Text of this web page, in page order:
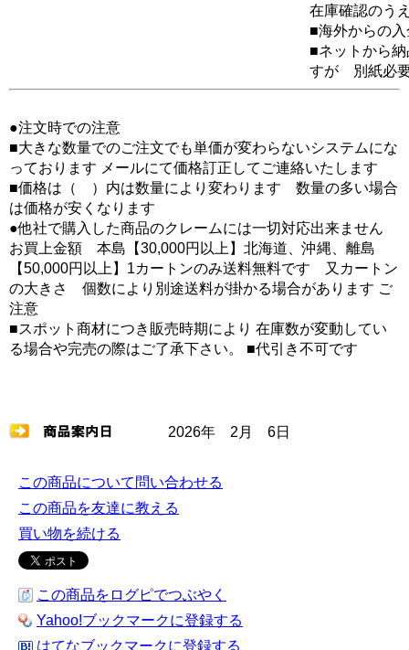
在庫確認のう
■海外からの
■ネットから
すが 別紙必
●注文時での注意
■大きな数量でのご注文でも単価が変わらないシステムにな
っております メールにて価格訂正してご連絡いたします
■価格は（ ）内は数量により変わります 数量の多い場合
は価格が安くなります
●他社で購入した商品のクレームには一切対応出来ません
お買上金額 本島【30,000円以上】北海道、沖縄、離島
【50,000円以上】1カートンのみ送料無料です 又カートン
の大きさ 個数により別途送料が掛かる場合があります ご
注意
■スポット商材につき販売時期により 在庫数が変動してい
る場合や完売の際はご了承下さい。 ■代引き不可です
2026年 2月 6日
この商品について問い合わせる
この商品を友達に教える
買い物を続ける
この商品をログピでつぶやく
Yahoo!ブックマークに登録する
はてなブックマークに登録する